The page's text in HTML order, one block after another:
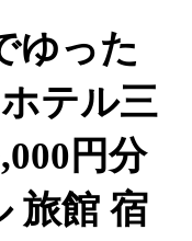
ゆった
テル三
円分
旅館 宿